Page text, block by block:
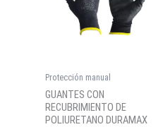
Protección manual
GUANTES CON
RECUBRIMIENTO DE
POLIURETANO DURAMAX